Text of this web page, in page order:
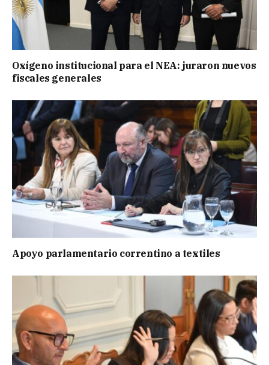
Oxígeno institucional para el NEA: juraron nuevos
fiscales generales
Apoyo parlamentario correntino a textiles